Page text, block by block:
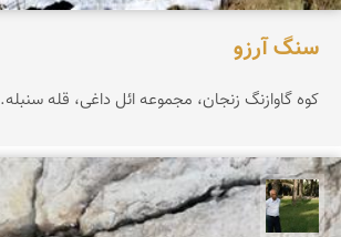
سنگ آرزو
کوه گاوازنگ زنجان، مجموعه ائل داغی، قله سنبله.
عبدل شعبانی